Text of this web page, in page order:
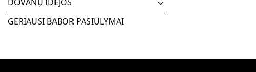
GERIAUSI BABOR PASIŪLYMAI